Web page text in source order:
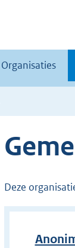
Organisaties
Deze